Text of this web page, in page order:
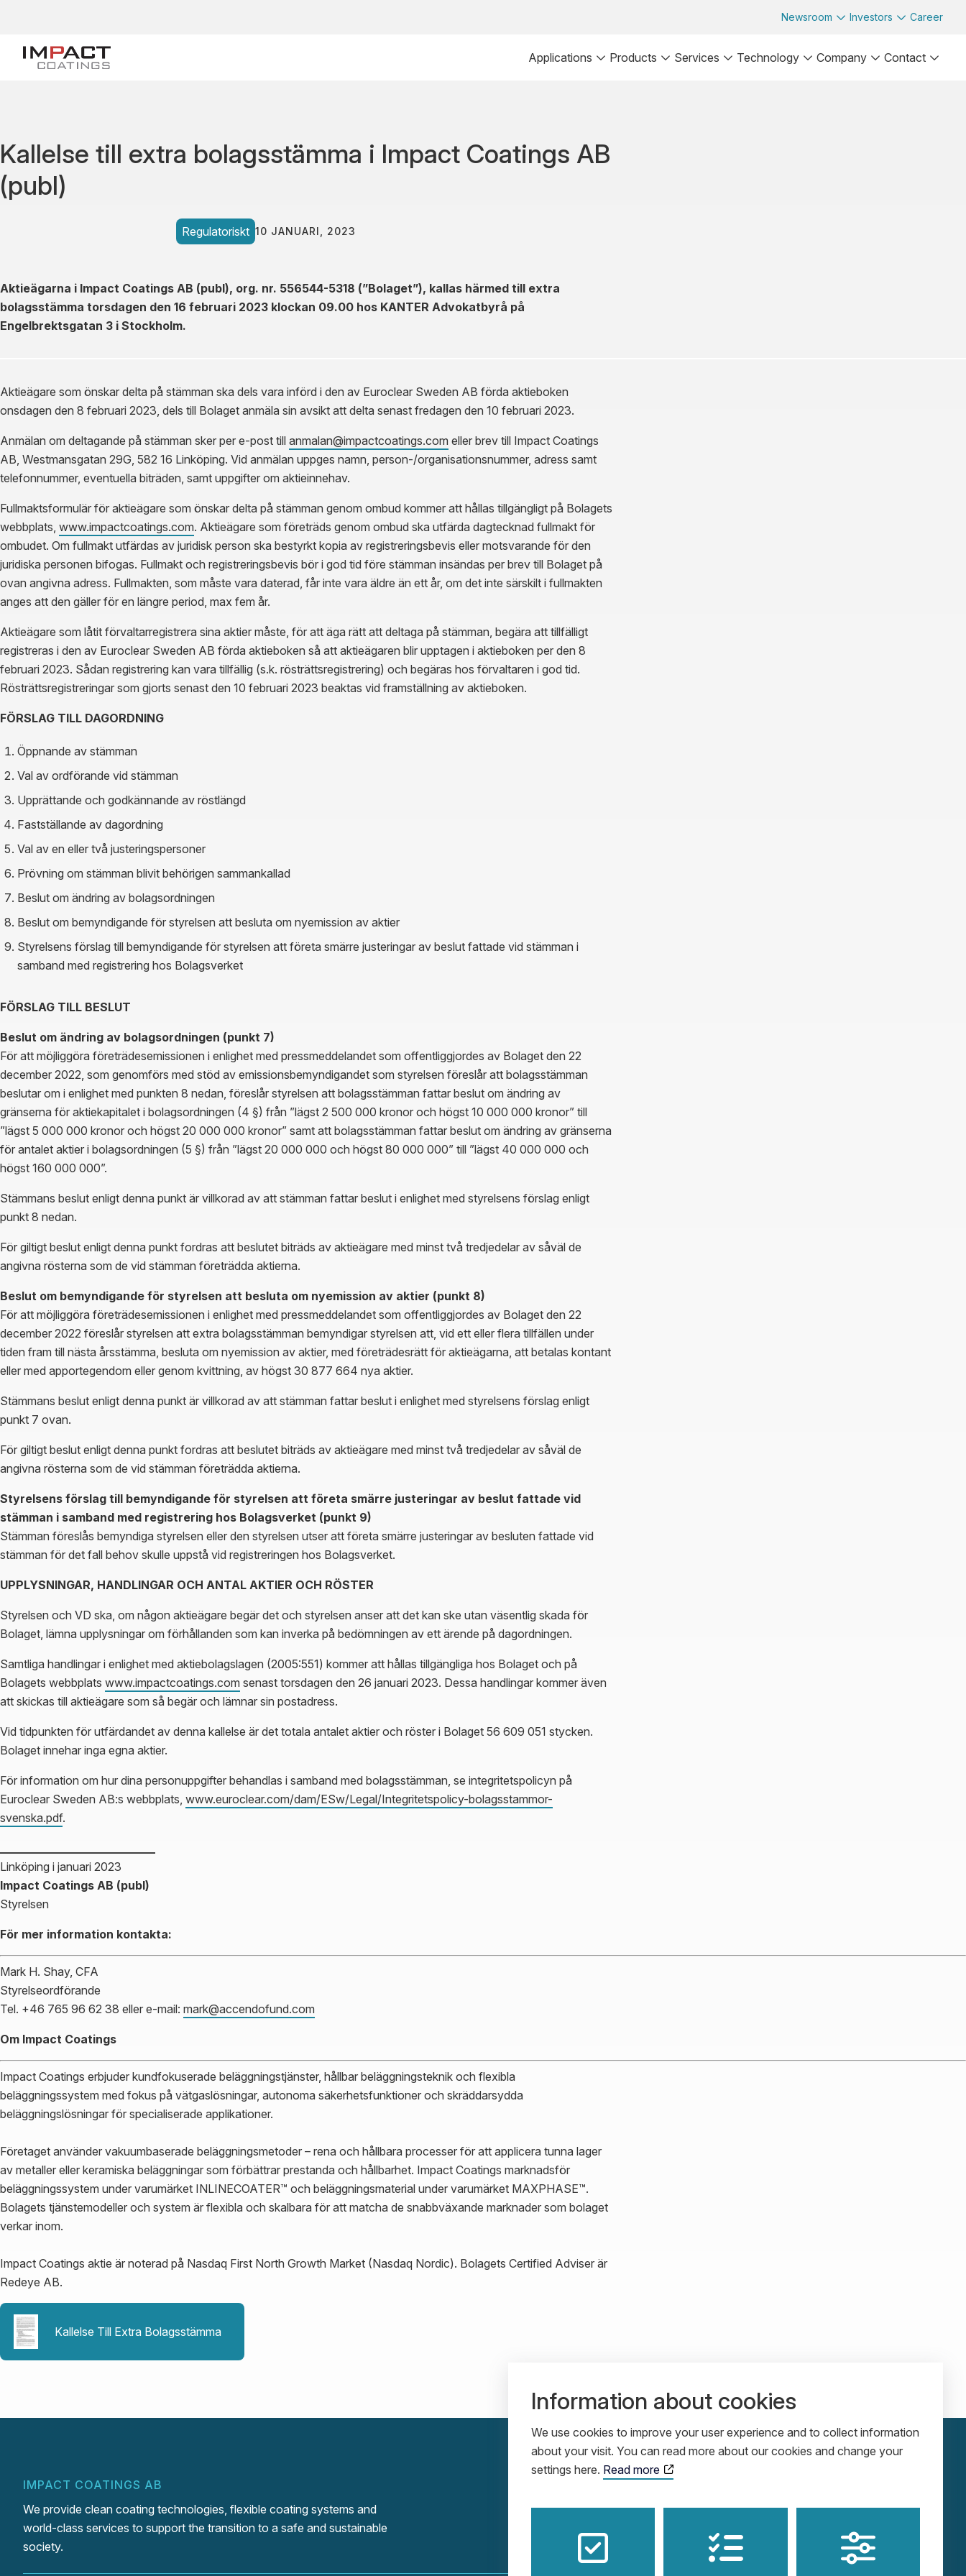
Newsroom Investors Career
Applications Products Services Technology Company Contact
Kallelse till extra bolagsstämma i Impact Coatings AB
(publ)
Regulatoriskt 10 JANUARI, 2023
Aktieägarna i Impact Coatings AB (publ), org. nr. 556544-5318 (”Bolaget”), kallas härmed till extra
bolagsstämma torsdagen den 16 februari 2023 klockan 09.00 hos KANTER Advokatbyrå på
Engelbrektsgatan 3 i Stockholm.
Aktieägare som önskar delta på stämman ska dels vara införd i den av Euroclear Sweden AB förda aktieboken
onsdagen den 8 februari 2023, dels till Bolaget anmäla sin avsikt att delta senast fredagen den 10 februari 2023.
Anmälan om deltagande på stämman sker per e-post till anmalan@impactcoatings.com eller brev till Impact Coatings
AB, Westmansgatan 29G, 582 16 Linköping. Vid anmälan uppges namn, person-/organisationsnummer, adress samt
telefonnummer, eventuella biträden, samt uppgifter om aktieinnehav.
Fullmaktsformulär för aktieägare som önskar delta på stämman genom ombud kommer att hållas tillgängligt på Bolagets
webbplats, www.impactcoatings.com. Aktieägare som företräds genom ombud ska utfärda dagtecknad fullmakt för
ombudet. Om fullmakt utfärdas av juridisk person ska bestyrkt kopia av registreringsbevis eller motsvarande för den
juridiska personen bifogas. Fullmakt och registreringsbevis bör i god tid före stämman insändas per brev till Bolaget på
ovan angivna adress. Fullmakten, som måste vara daterad, får inte vara äldre än ett år, om det inte särskilt i fullmakten
anges att den gäller för en längre period, max fem år.
Aktieägare som låtit förvaltarregistrera sina aktier måste, för att äga rätt att deltaga på stämman, begära att tillfälligt
registreras i den av Euroclear Sweden AB förda aktieboken så att aktieägaren blir upptagen i aktieboken per den 8
februari 2023. Sådan registrering kan vara tillfällig (s.k. rösträttsregistrering) och begäras hos förvaltaren i god tid.
Rösträttsregistreringar som gjorts senast den 10 februari 2023 beaktas vid framställning av aktieboken.
FÖRSLAG TILL DAGORDNING
Öppnande av stämman
Val av ordförande vid stämman
Upprättande och godkännande av röstlängd
Fastställande av dagordning
Val av en eller två justeringspersoner
Prövning om stämman blivit behörigen sammankallad
Beslut om ändring av bolagsordningen
Beslut om bemyndigande för styrelsen att besluta om nyemission av aktier
Styrelsens förslag till bemyndigande för styrelsen att företa smärre justeringar av beslut fattade vid stämman i
samband med registrering hos Bolagsverket
FÖRSLAG TILL BESLUT
Beslut om ändring av bolagsordningen (punkt 7)
För att möjliggöra företrädesemissionen i enlighet med pressmeddelandet som offentliggjordes av Bolaget den 22
december 2022, som genomförs med stöd av emissionsbemyndigandet som styrelsen föreslår att bolagsstämman
beslutar om i enlighet med punkten 8 nedan, föreslår styrelsen att bolagsstämman fattar beslut om ändring av
gränserna för aktiekapitalet i bolagsordningen (4 §) från ”lägst 2 500 000 kronor och högst 10 000 000 kronor” till
”lägst 5 000 000 kronor och högst 20 000 000 kronor” samt att bolagsstämman fattar beslut om ändring av gränserna
för antalet aktier i bolagsordningen (5 §) från ”lägst 20 000 000 och högst 80 000 000” till ”lägst 40 000 000 och
högst 160 000 000”.
Stämmans beslut enligt denna punkt är villkorad av att stämman fattar beslut i enlighet med styrelsens förslag enligt
punkt 8 nedan.
För giltigt beslut enligt denna punkt fordras att beslutet biträds av aktieägare med minst två tredjedelar av såväl de
angivna rösterna som de vid stämman företrädda aktierna.
Beslut om bemyndigande för styrelsen att besluta om nyemission av aktier (punkt 8)
För att möjliggöra företrädesemissionen i enlighet med pressmeddelandet som offentliggjordes av Bolaget den 22
december 2022 föreslår styrelsen att extra bolagsstämman bemyndigar styrelsen att, vid ett eller flera tillfällen under
tiden fram till nästa årsstämma, besluta om nyemission av aktier, med företrädesrätt för aktieägarna, att betalas kontant
eller med apportegendom eller genom kvittning, av högst 30 877 664 nya aktier.
Stämmans beslut enligt denna punkt är villkorad av att stämman fattar beslut i enlighet med styrelsens förslag enligt
punkt 7 ovan.
För giltigt beslut enligt denna punkt fordras att beslutet biträds av aktieägare med minst två tredjedelar av såväl de
angivna rösterna som de vid stämman företrädda aktierna.
Styrelsens förslag till bemyndigande för styrelsen att företa smärre justeringar av beslut fattade vid
stämman i samband med registrering hos Bolagsverket (punkt 9)
Stämman föreslås bemyndiga styrelsen eller den styrelsen utser att företa smärre justeringar av besluten fattade vid
stämman för det fall behov skulle uppstå vid registreringen hos Bolagsverket.
UPPLYSNINGAR, HANDLINGAR OCH ANTAL AKTIER OCH RÖSTER
Styrelsen och VD ska, om någon aktieägare begär det och styrelsen anser att det kan ske utan väsentlig skada för
Bolaget, lämna upplysningar om förhållanden som kan inverka på bedömningen av ett ärende på dagordningen.
Samtliga handlingar i enlighet med aktiebolagslagen (2005:551) kommer att hållas tillgängliga hos Bolaget och på
Bolagets webbplats www.impactcoatings.com senast torsdagen den 26 januari 2023. Dessa handlingar kommer även
att skickas till aktieägare som så begär och lämnar sin postadress.
Vid tidpunkten för utfärdandet av denna kallelse är det totala antalet aktier och röster i Bolaget 56 609 051 stycken.
Bolaget innehar inga egna aktier.
För information om hur dina personuppgifter behandlas i samband med bolagsstämman, se integritetspolicyn på
Euroclear Sweden AB:s webbplats, www.euroclear.com/dam/ESw/Legal/Integritetspolicy-bolagsstammor-
svenska.pdf.
Linköping i januari 2023
Impact Coatings AB (publ)
Styrelsen
För mer information kontakta:
Mark H. Shay, CFA
Styrelseordförande
Tel. +46 765 96 62 38 eller e-mail: mark@accendofund.com
Om Impact Coatings
Impact Coatings erbjuder kundfokuserade beläggningstjänster, hållbar beläggningsteknik och flexibla
beläggningssystem med fokus på vätgaslösningar, autonoma säkerhetsfunktioner och skräddarsydda
beläggningslösningar för specialiserade applikationer.
Företaget använder vakuumbaserade beläggningsmetoder – rena och hållbara processer för att applicera tunna lager
av metaller eller keramiska beläggningar som förbättrar prestanda och hållbarhet. Impact Coatings marknadsför
beläggningssystem under varumärket INLINECOATER™ och beläggningsmaterial under varumärket MAXPHASE™.
Bolagets tjänstemodeller och system är flexibla och skalbara för att matcha de snabbväxande marknader som bolaget
verkar inom.
Impact Coatings aktie är noterad på Nasdaq First North Growth Market (Nasdaq Nordic). Bolagets Certified Adviser är
Redeye AB.
Kallelse Till Extra Bolagsstämma
IMPACT COATINGS AB
We provide clean coating technologies, flexible coating systems and
world-class services to support the transition to a safe and sustainable
society.
ADDRESS
Cobolgatan 5
LinkedIn
YouTube
Information about cookies
We use cookies to improve your user experience and to collect information
about your visit. You can read more about our cookies and change your
settings here. Read more